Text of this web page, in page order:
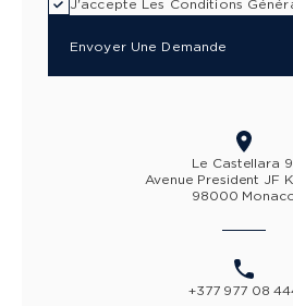
CLASSE S
J'accepte Les Conditions
Envoyer Une Demande
Le Castellara
Avenue President JF
98000
+377 977 08